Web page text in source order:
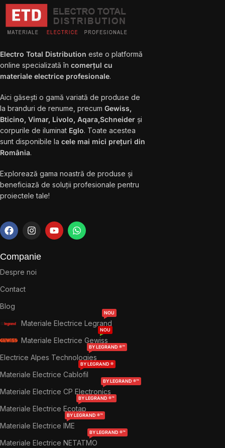
Electro Total Distribution este o platformă
online specializată în comerțul cu
materiale electrice profesionale.
Aici găsești o gamă variată de produse de
la branduri de renume, precum Gewiss,
Bticino, Vimar, Livolo, Aqara,Schneider și
corpurile de iluminat Eglo. Toate acestea
sunt disponibile la cele mai mici prețuri din
România.
Explorează gama noastră de produse și
beneficiază de soluții profesionale pentru
proiectele tale!
Companie
Despre noi
Contact
Blog
Materiale Electrice Legrand
NOU
Materiale Electrice Gewiss
NOU
Electrice Alpes Technologies
BY LEGRAND ®™
Materiale Electrice Cablofil
BY LEGRAND ®
Materiale Electrice CP Electronics
BY LEGRAND ®™
Materiale Electrice Ecotap
BY LEGRAND ®™
Materiale Electrice IME
BY LEGRAND ®™
Materiale Electrice NETATMO
BY LEGRAND ®™